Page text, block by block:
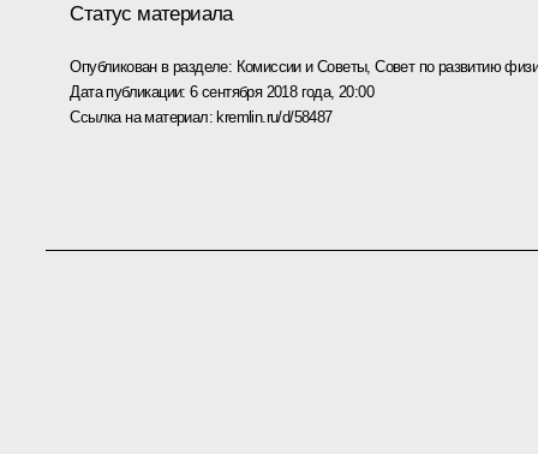
Статус материала
Опубликован в разделе: Комиссии и Советы,Совет по развитию
Дата публикации:6 сентября 2018 года, 20:00
Ссылка на материал: kremlin.ru/d/58487